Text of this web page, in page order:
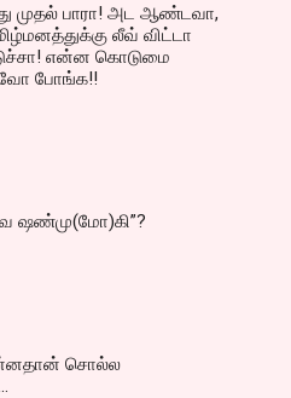
முதல் பாரா! அட ஆண்டவா,
லீவ் விட்டா
என்ன கொடுமை
போங்க!!
ஷண்மு(மோ)கி”?
சொல்ல